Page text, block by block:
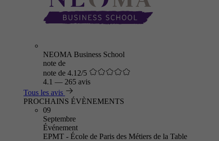
NEOMA Business School
note de
note de 4.12/5
4.1 — 265 avis
Tous les avis
PROCHAINS ÉVÈNEMENTS
09
Septembre
Événement
EPMT - École de Paris des Métiers de la Table